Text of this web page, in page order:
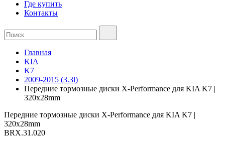
Где купить
Контакты
Главная
KIA
K7
2009-2015 (3.3l)
Передние тормозные диски X-Performance для KIA K7 |
320x28mm
Передние тормозные диски X-Performance для KIA K7 |
320x28mm
BRX.31.020